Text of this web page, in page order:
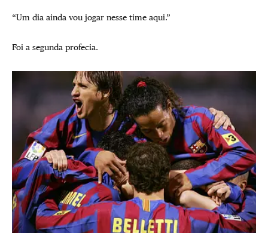
“Um dia ainda vou jogar nesse time aqui.”
Foi a segunda profecia.